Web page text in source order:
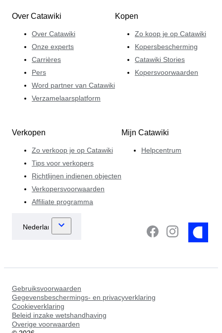
Over Catawiki
Over Catawiki
Onze experts
Carrières
Pers
Word partner van Catawiki
Verzamelaarsplatform
Kopen
Zo koop je op Catawiki
Kopersbescherming
Catawiki Stories
Kopersvoorwaarden
Verkopen
Zo verkoop je op Catawiki
Tips voor verkopers
Richtlijnen indienen objecten
Verkopersvoorwaarden
Affiliate programma
Mijn Catawiki
Helpcentrum
Gebruiksvoorwaarden
Gegevensbeschermings- en privacyverklaring
Cookieverklaring
Beleid inzake wetshandhaving
Overige voorwaarden